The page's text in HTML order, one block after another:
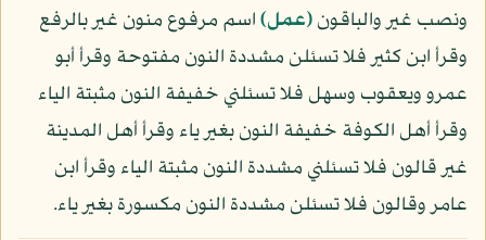
ونصب غير والباقون﴿عمل﴾اسم مرفوع منون غير بالرفع
وقرأ ابن كثير فلا تسئلن مشددة النون مفتوحة وقرأ أبو
عمرو ويعقوب وسهل فلا تسئلني خفيفة النون مثبتة الياء
وقرأ أهل الكوفة خفيفة النون بغير ياء وقرأ أهل المدينة
غير قالون فلا تسئلني مشددة النون مثبتة الياء وقرأ ابن
عامر وقالون فلا تسئلن مشددة النون مكسورة بغير ياء.